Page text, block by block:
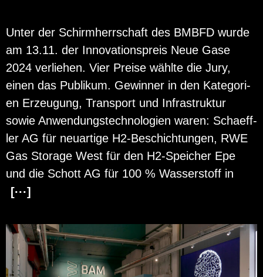
Unter der Schirm­herr­schaft des BMBFD wurde
am 13.11. der In­no­va­ti­ons­preis Neue Gase
2024 ver­lie­hen. Vier Prei­se wähl­te die Jury,
einen das Pu­bli­kum. Ge­win­ner in den Ka­te­go­ri­
en Er­zeu­gung, Trans­port und In­fra­struk­tur
sowie An­wen­dungs­tech­no­lo­gi­en waren: Scha­eff­
ler AG für neu­ar­ti­ge H2-Be­schich­tun­gen, RWE
Gas Sto­r­a­ge West für den H2-Spei­cher Epe
und die Schott AG für 100 % Was­ser­stoff in
[···]